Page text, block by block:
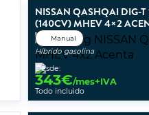
NISSAN QASHQAI DIG-T
(140CV) MHEV 4×2
BLUE OCEAN
Manual
Híbrido gasolina
Desde:
343€/mes+IVA
Todo incluido